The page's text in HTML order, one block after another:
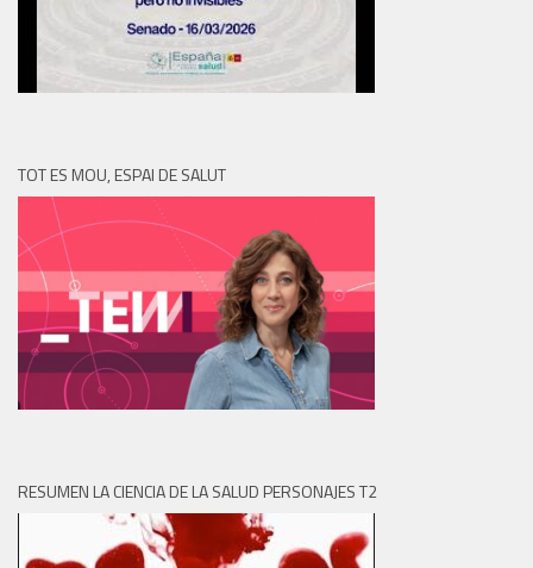
TOT ES MOU, ESPAI DE SALUT
RESUMEN LA CIENCIA DE LA SALUD PERSONAJES T2